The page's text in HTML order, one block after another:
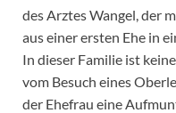
des Arztes Wangel, der
aus einer ersten Ehe in
In dieser Familie ist
vom Besuch eines
der Ehefrau eine